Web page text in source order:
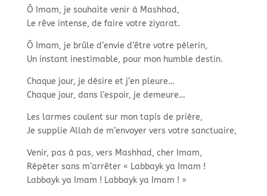
Ô Imam, je souhaite venir à Mashhad,
Le rêve intense, de faire votre ziyarat.
Ô Imam, je brûle d’envie d’être votre pèlerin,
Un instant inestimable, pour mon humble destin.
Chaque jour, je désire et j’en pleure…
Chaque jour, dans l’espoir, je demeure…
Les larmes coulent sur mon tapis de prière,
Je supplie Allah de m’envoyer vers votre sanctuaire,
Venir, pas à pas, vers Mashhad, cher Imam,
Répéter sans m’arrêter « Labbayk ya Imam !
Labbayk ya Imam ! Labbayk ya Imam ! »